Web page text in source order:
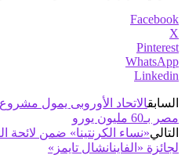
Facebook
X
Pinterest
WhatsApp
Linkedin
السابقالاتحاد الأوروبى يمول
مصر بـ60 مليون يورو
التالي«نساء الكرنتينا» ضمن لائحة
لجائزة «الفاينانشال تايمز»